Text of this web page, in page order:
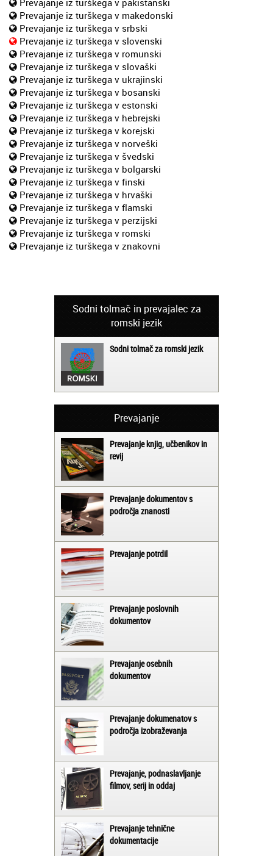
Prevajanje iz turškega v makedonski
Prevajanje iz turškega v srbski
Prevajanje iz turškega v slovenski
Prevajanje iz turškega v romunski
Prevajanje iz turškega v slovaški
Prevajanje iz turškega v ukrajinski
Prevajanje iz turškega v bosanski
Prevajanje iz turškega v estonski
Prevajanje iz turškega v hebrejski
Prevajanje iz turškega v korejski
Prevajanje iz turškega v norveški
Prevajanje iz turškega v švedski
Prevajanje iz turškega v bolgarski
Prevajanje iz turškega v finski
Prevajanje iz turškega v hrvaški
Prevajanje iz turškega v flamski
Prevajanje iz turškega v perzijski
Prevajanje iz turškega v romski
Prevajanje iz turškega v znakovni
Sodni tolmač in prevajalec za
romski jezik
Sodni tolmač za romski jezik
Prevajanje
Prevajanje knjig, učbenikov in
revij
Prevajanje dokumentov s
področja znanosti
Prevajanje potrdil
Prevajanje poslovnih
dokumentov
Prevajanje osebnih
dokumentov
Prevajanje dokumenatov s
področja izobraževanja
Prevajanje, podnaslavljanje
filmov, serij in oddaj
Prevajanje tehnične
dokumentacije